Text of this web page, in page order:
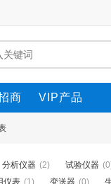
商 VIP产品
分析仪器 (2) 试验仪器
仪表 (1) 变送器 (0)